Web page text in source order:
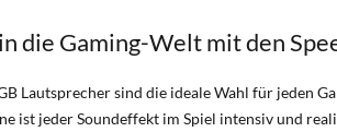
die Gaming-Welt mit den
Lautsprecher sind die ideale Wahl für jeden
ist jeder Soundeffekt im Spiel intensiv und